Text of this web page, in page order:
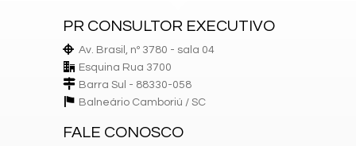
Gás Individual
Hidrômetro Individual
Home Office
Porcelanato
Sala de Estar
Vista Panorâmica Cozinha
PR CONSULTOR EXECUTIVO
Av. Brasil, nº 3780 - sala 04
Esquina Rua 3700
Barra Sul - 88330-058
Balneário Camboriú / SC
FALE CONOSCO